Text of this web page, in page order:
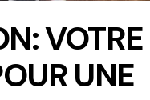
VOTRE
UNE